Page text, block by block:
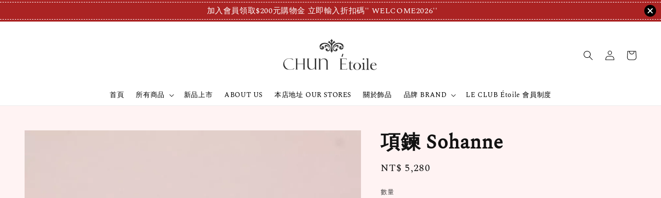
加入會員領取$200元購物金 立即輸入折扣碼'' WELCOME2026''
首頁 所有商品 新品上市 ABOUT US 本店地址 OUR STORES 關於飾品 品牌 BRAND LE CLUB Étoile 會員制度
項鍊 Sohanne
Regular
NT$ 5,280
數量